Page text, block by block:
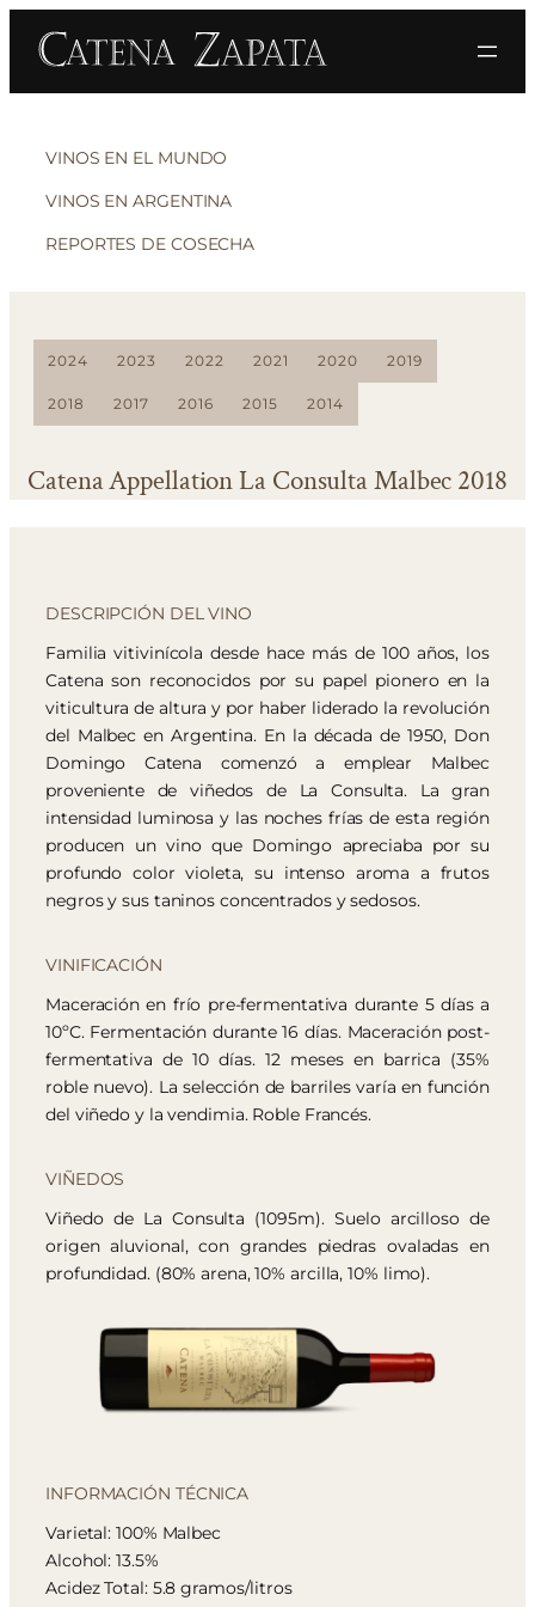
VINOS EN EL MUNDO
VINOS EN ARGENTINA
REPORTES DE COSECHA
2024 2023 2022 2021 2020 2019
2018 2017 2016 2015 2014
Catena Appellation La Consulta Malbec 2018
DESCRIPCIÓN DEL VINO
Familia vitivinícola desde hace más de 100 años, los
Catena son reconocidos por su papel pionero en la
viticultura de altura y por haber liderado la revolución
del Malbec en Argentina. En la década de 1950, Don
Domingo Catena comenzó a emplear Malbec
proveniente de viñedos de La Consulta. La gran
intensidad luminosa y las noches frías de esta región
producen un vino que Domingo apreciaba por su
profundo color violeta, su intenso aroma a frutos
negros y sus taninos concentrados y sedosos.
VINIFICACIÓN
Maceración en frío pre-fermentativa durante 5 días a
10ºC. Fermentación durante 16 días. Maceración post-
fermentativa de 10 días. 12 meses en barrica (35%
roble nuevo). La selección de barriles varía en función
del viñedo y la vendimia. Roble Francés.
VIÑEDOS
Viñedo de La Consulta (1095m). Suelo arcilloso de
origen aluvional, con grandes piedras ovaladas en
profundidad. (80% arena, 10% arcilla, 10% limo).
INFORMACIÓN TÉCNICA
Varietal: 100% Malbec
Alcohol: 13.5%
Acidez Total: 5.8 gramos/litros